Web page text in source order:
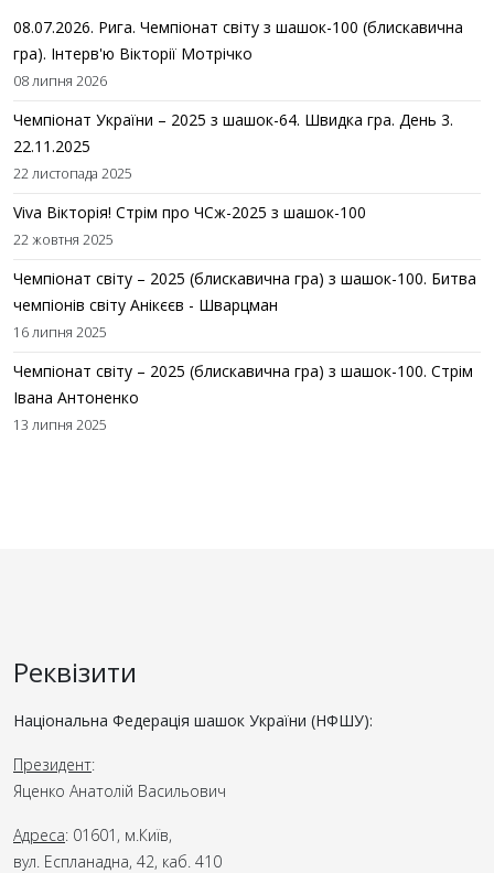
08.07.2026. Рига. Чемпіонат світу з шашок-100 (блискавична
гра). Інтерв'ю Вікторії Мотрічко
08 липня 2026
Чемпіонат України – 2025 з шашок-64. Швидка гра. День 3.
22.11.2025
22 листопада 2025
Viva Вікторія! Стрім про ЧСж-2025 з шашок-100
22 жовтня 2025
Чемпіонат світу – 2025 (блискавична гра) з шашок-100. Битва
чемпіонів світу Анікєєв - Шварцман
16 липня 2025
Чемпіонат світу – 2025 (блискавична гра) з шашок-100. Стрім
Івана Антоненко
13 липня 2025
Реквізити
Національна Федерація шашок України (НФШУ):
Президент:
Яценко Анатолій Васильович
Адреса: 01601, м.Київ,
вул. Еспланадна, 42, каб. 410